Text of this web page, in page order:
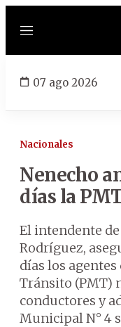
Menú
07 ago 2026
Nacionales
Nenecho
días la
El intendente
Rodríguez,
días los
Tránsito (PMT)
conductores y
Municipal N° 4